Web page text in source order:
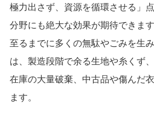
極力出さず、資源を循環させる」
分野にも絶大な効果が期待できま
至るまでに多くの無駄やごみを生
は、製造段階で余る生地や糸くず
在庫の大量破棄、中古品や傷んだ
ます。